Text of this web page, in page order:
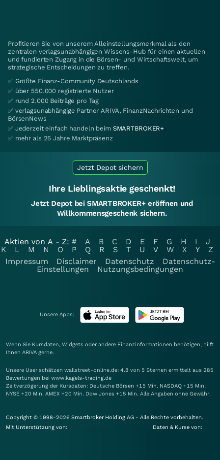
Profitieren Sie von unserem Alleinstellungsmerkmal als den
zentralen verlagsunabhängigen Wissens-Hub für einen aktuellen
und fundierten Zugang in die Börsen- und Wirtschaftswelt, um
strategische Entscheidungen zu treffen.
✅ Größte Finanz-Community Deutschlands
✅ über 550.000 registrierte Nutzer
✅ rund 2.000 Beiträge pro Tag
✅ verlagsunabhängige Partner ARIVA, FinanzNachrichten und
BörsenNews
✅ Jederzeit einfach handeln beim SMARTBROKER+
✅ mehr als 25 Jahre Marktpräsenz
Jetzt Depot sichern
Ihre Lieblingsaktie geschenkt!
Jetzt Depot bei SMARTBROKER+ eröffnen und
Willkommensgeschenk sichern.
Aktien von A - Z: # A B C D E F G H I
J
K
L M N O P Q R S T U V W X Y
Z
Impressum
Disclaimer Datenschutz
Datenschutz-
Einstellungen
Nutzungsbedingungen
Unsere Apps:
Wenn Sie Kursdaten, Widgets oder andere Finanzinformationen benötigen, hilft
Ihnen ARIVA gerne.
Unsere User schätzen wallstreet-online.de: 4.8 von 5 Sternen ermittelt aus 285
Bewertungen bei www.kagels-trading.de
Zeitverzögerung der Kursdaten: Deutsche Börsen +15 Min. NASDAQ +15 Min.
NYSE +20 Min. AMEX +20 Min. Dow Jones +15 Min. Alle Angaben ohne Gewähr.
Copyright © 1998-2026 Smartbroker Holding AG - Alle Rechte vorbehalten.
Mit Unterstützung von:
Daten & Kurse von: